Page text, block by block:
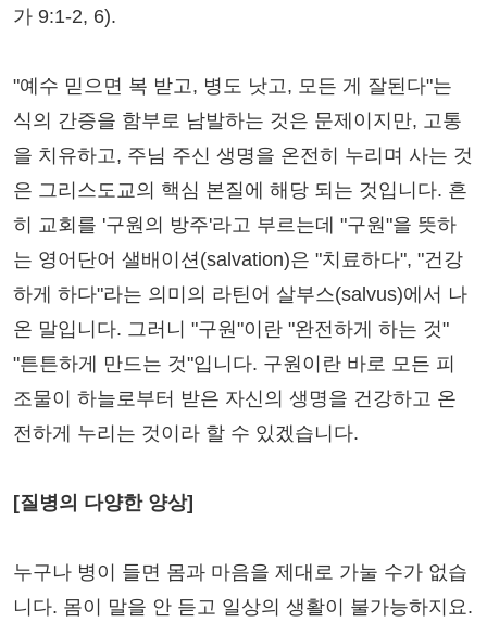
가 9:1-2, 6).
"예수 믿으면 복 받고, 병도 낫고, 모든 게 잘된다"는
식의 간증을 함부로 남발하는 것은 문제이지만, 고통
을 치유하고, 주님 주신 생명을 온전히 누리며 사는 것
은 그리스도교의 핵심 본질에 해당 되는 것입니다. 흔
히 교회를 '구원의 방주'라고 부르는데 "구원"을 뜻하
는 영어단어 샐배이션(salvation)은 "치료하다", "건강
하게 하다"라는 의미의 라틴어 살부스(salvus)에서 나
온 말입니다. 그러니 "구원"이란 "완전하게 하는 것"
"튼튼하게 만드는 것"입니다. 구원이란 바로 모든 피
조물이 하늘로부터 받은 자신의 생명을 건강하고 온
전하게 누리는 것이라 할 수 있겠습니다.
[질병의 다양한 양상]
누구나 병이 들면 몸과 마음을 제대로 가눌 수가 없습
니다. 몸이 말을 안 듣고 일상의 생활이 불가능하지요.